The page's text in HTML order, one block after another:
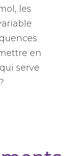
les
en
serve